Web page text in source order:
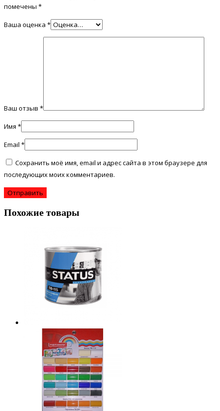
помечены *
Ваша оценка *
Ваш отзыв *
Имя *
Email *
Сохранить моё имя, email и адрес сайта в этом браузере для
последующих моих комментариев.
Похожие товары